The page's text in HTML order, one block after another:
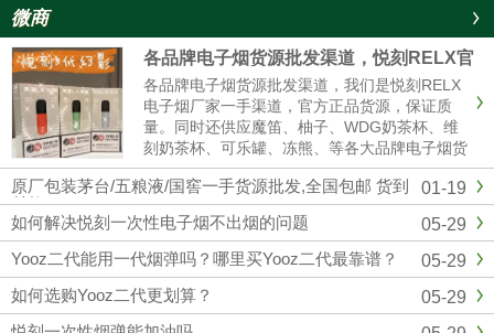
微商
各品牌电子烟货源批发渠道，悦刻RELX官
方进货拿货一件代发
各品牌电子烟货源批发渠道，我们是悦刻RELX
电子烟厂家一手渠道，官方正品货源，保证质
量。同时还供应魔笛、柚子、WDG奶茶杯、维
刻奶茶杯、可乐罐、冻熊、等各大品牌电子烟货
源批发拿货，我们是悦刻RELX官方一手供应
商，和全国各大实体店建立了紧密的合作关系，
确保产品从生产到销售环节...
01-19
原厂包装茅台/五粮液/国窖一手货源批发,全国包邮 货到
付款
05-29
如何解决悦刻一次性电子烟不出烟的问题
05-29
Yooz二代能用一代烟弹吗？哪里买Yooz二代最靠谱？
05-29
如何选购Yooz二代更划算？